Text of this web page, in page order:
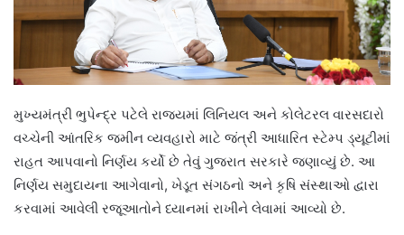
મુખ્યમંત્રી ભુપેન્દ્ર પટેલે રાજ્યમાં લિનિયલ અને કોલેટરલ વારસદારો
વચ્ચેની આંતરિક જમીન વ્યવહારો માટે જંત્રી આધારિત સ્ટેમ્પ ડ્યૂટીમાં
રાહત આપવાનો નિર્ણય કર્યો છે તેવું ગુજરાત સરકારે જણાવ્યું છે. આ
નિર્ણય સમુદાયના આગેવાનો, ખેડૂત સંગઠનો અને કૃષિ સંસ્થાઓ દ્વારા
કરવામાં આવેલી રજૂઆતોને ધ્યાનમાં રાખીને લેવામાં આવ્યો છે.